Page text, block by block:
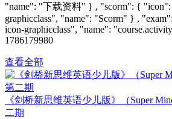
"name": "下载资料" } , "scorm": { "icon":
graphicclass", "name": "Scorm" } ,
icon-graphicclass", "name":
1786179980
查看全部
《剑桥新思维英语少儿版》（Super
二期